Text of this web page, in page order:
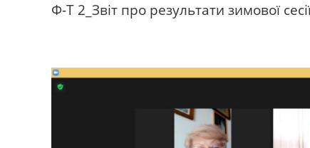
Ф-Т 2_Звіт про результати зимової